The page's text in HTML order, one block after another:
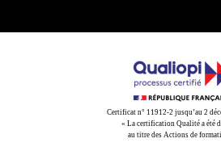
Certificat n° 11912-2 jusqu’au 2
« La certification Qualité a été
au titre des Actions de